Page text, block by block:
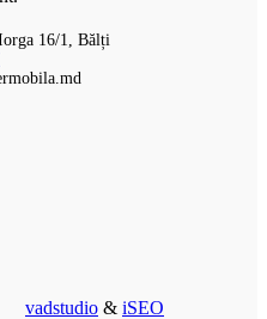
16/1, Bălți
vadstudio & iSEO